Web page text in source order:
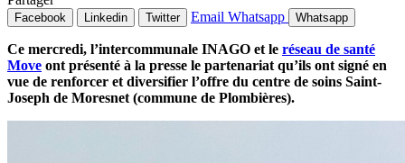
Facebook Linkedin Twitter Email Whatsapp Whatsapp
Ce mercredi, l’intercommunale INAGO et le réseau de santé
Move ont présenté à la presse le partenariat qu’ils ont signé en
vue de renforcer et diversifier l’offre du centre de soins Saint-
Joseph de Moresnet (commune de Plombières).